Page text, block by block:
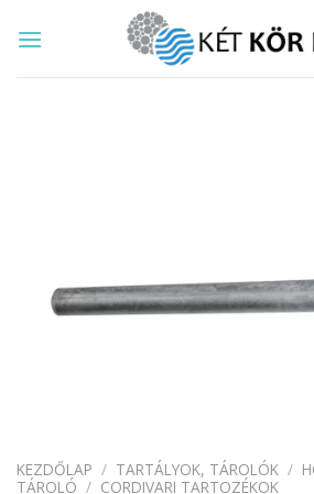
KEZDŐLAP / TARTÁLYOK, TÁROLÓK /
TÁROLÓ / CORDIVARI TARTOZÉKOK